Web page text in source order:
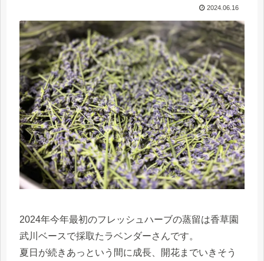
2024.06.16
2024年今年最初のフレッシュハーブの蒸留は香草園
武川ベースで採取たラベンダーさんです。
夏日が続きあっという間に成長、開花までいきそう